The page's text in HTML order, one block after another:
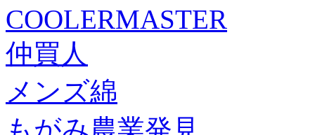
COOLERMASTER
仲買人
メンズ綿